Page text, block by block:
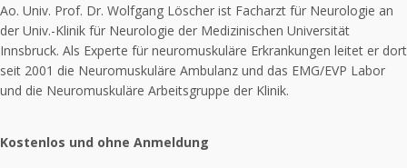
Ao. Univ. Prof. Dr. Wolfgang Löscher ist Facharzt für Neurologie an
der Univ.-Klinik für Neurologie der Medizinischen Universität
Innsbruck. Als Experte für neuromuskuläre Erkrankungen leitet er dort
seit 2001 die Neuromuskuläre Ambulanz und das EMG/EVP Labor
und die Neuromuskuläre Arbeitsgruppe der Klinik.
Kostenlos und ohne Anmeldung